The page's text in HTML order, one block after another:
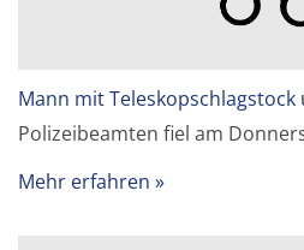
Mann mit Teleskopschlagstock
Polizeibeamten fiel am
Mehr erfahren